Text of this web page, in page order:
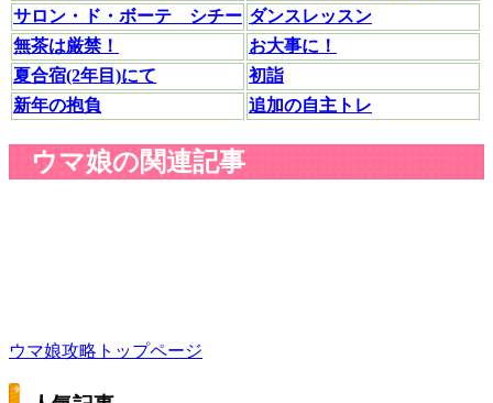
サロン・ド・ボーテ シチー ダンスレッスン
無茶は厳禁！
お大事に！
夏合宿(2年目)にて
初詣
新年の抱負
追加の自主トレ
ウマ娘の関連記事
ウマ娘攻略トップページ